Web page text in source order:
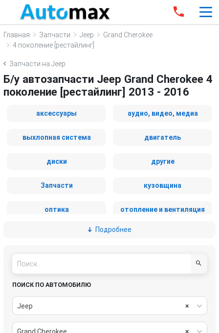
Главная Запчасти Jeep
Grand Cherokee
4 поколение [рестайлинг]
Запчасти на Jeep
Б/у автозапчасти Jeep Grand Cherokee 4
поколение [рестайлинг] 2013 - 2016
аксессуары аудио, видео, медиа
выхлопная система двигатель
диски другие
Запчасти кузовщина
оптика отопление и вентиляция
пассивная безопасность
система охлаждения
стеклоочистители
топливная система тормозная система
Подробнее
ПОИСК ПО АВТОМОБИЛЮ
×
Jeep
×
Grand Cherokee